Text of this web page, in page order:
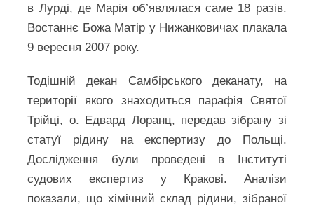
в Лурді, де Марія об’являлася саме 18 разів.
Востаннє Божа Матір у Нижанковичах плакала
9 вересня 2007 року.
Тодішній декан Самбірського деканату, на
території якого знаходиться парафія Святої
Трійці, о. Едвард Лоранц, передав зібрану зі
статуї рідину на експертизу до Польщі.
Дослідження були проведені в Інституті
судових експертиз у Кракові. Аналізи
показали, що хімічний склад рідини, зібраної